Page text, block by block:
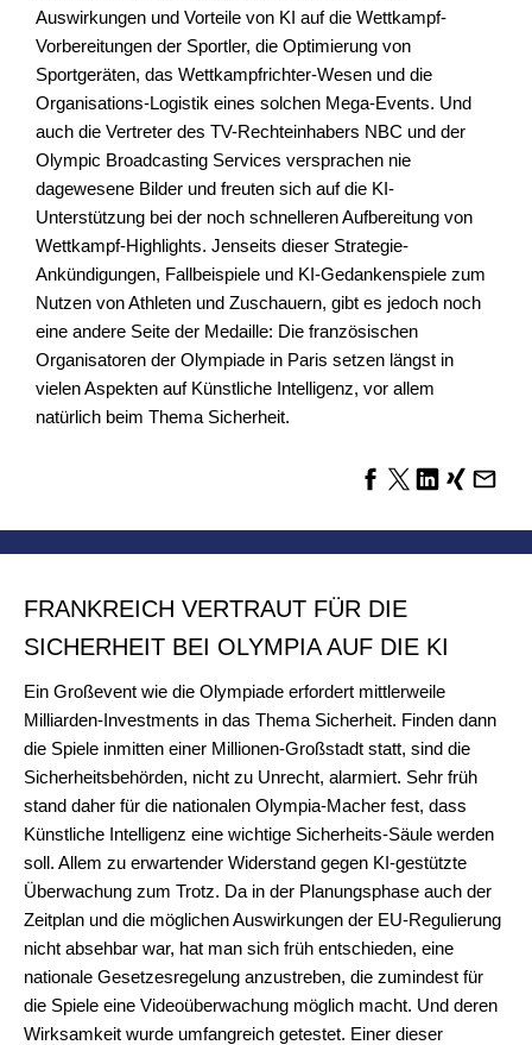
Auswirkungen und Vorteile von KI auf die Wettkampf-
Vorbereitungen der Sportler, die Optimierung von
Sportgeräten, das Wettkampfrichter-Wesen und die
Organisations-Logistik eines solchen Mega-Events. Und
auch die Vertreter des TV-Rechteinhabers NBC und der
Olympic Broadcasting Services versprachen nie
dagewesene Bilder und freuten sich auf die KI-
Unterstützung bei der noch schnelleren Aufbereitung von
Wettkampf-Highlights. Jenseits dieser Strategie-
Ankündigungen, Fallbeispiele und KI-Gedankenspiele zum
Nutzen von Athleten und Zuschauern, gibt es jedoch noch
eine andere Seite der Medaille: Die französischen
Organisatoren der Olympiade in Paris setzen längst in
vielen Aspekten auf Künstliche Intelligenz, vor allem
natürlich beim Thema Sicherheit.
FRANKREICH VERTRAUT FÜR DIE
SICHERHEIT BEI OLYMPIA AUF DIE KI
Ein Großevent wie die Olympiade erfordert mittlerweile
Milliarden-Investments in das Thema Sicherheit. Finden dann
die Spiele inmitten einer Millionen-Großstadt statt, sind die
Sicherheitsbehörden, nicht zu Unrecht, alarmiert. Sehr früh
stand daher für die nationalen Olympia-Macher fest, dass
Künstliche Intelligenz eine wichtige Sicherheits-Säule werden
soll. Allem zu erwartender Widerstand gegen KI-gestützte
Überwachung zum Trotz. Da in der Planungsphase auch der
Zeitplan und die möglichen Auswirkungen der EU-Regulierung
nicht absehbar war, hat man sich früh entschieden, eine
nationale Gesetzesregelung anzustreben, die zumindest für
die Spiele eine Videoüberwachung möglich macht. Und deren
Wirksamkeit wurde umfangreich getestet. Einer dieser